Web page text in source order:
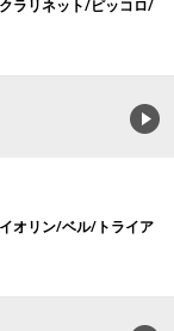
ラリネット/ピッコロ/
オリン/ベル/トライア